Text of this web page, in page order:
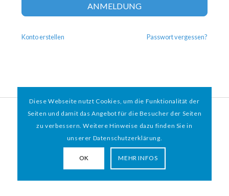
ANMELDUNG
Konto erstellen Passwort vergessen?
© 2026 HAMBURGER*MIT HERZ e.V. | WEBDESIGN BY WEBIGAMI
Diese Webseite nutzt Cookies, um die Funktionalität der
Seiten und damit das Angebot für die Besucher der Seiten
zu verbessern. Weitere Hinweise dazu finden Sie in
unserer Datenschutzerklärung.
OK MEHR INFOS